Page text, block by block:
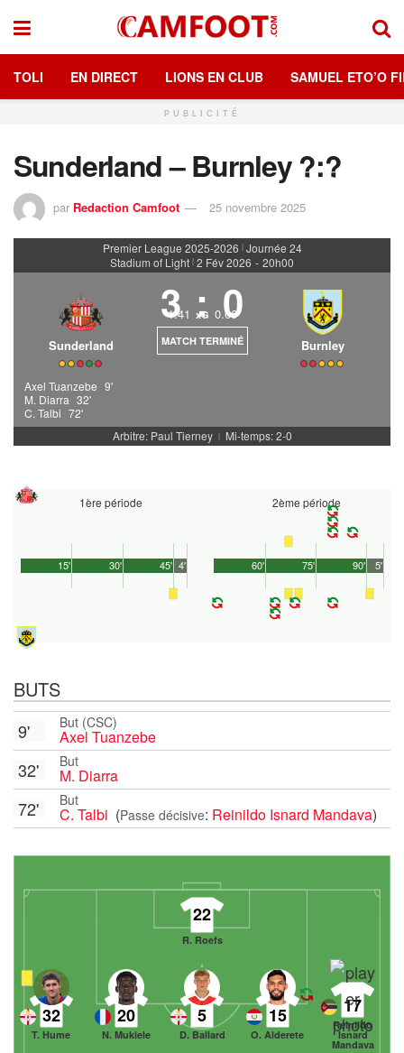
TOLI EN DIRECT LIONS EN CLUB SAMUEL ETO’O
PUBLICITÉ
Sunderland – Burnley ?:?
par Redaction Camfoot 25 novembre 2025
Premier League 2025-2026 | Journée 24
Stadium of Light | 2 Fév 2026 - 20h00
Sunderland
3 : 0
1.41 xG 0.06
MATCH TERMINÉ Burnley
Axel Tuanzebe 9'
M. Diarra 32'
C. Talbi 72'
Arbitre: Paul Tierney | Mi-temps: 2-0
1ère période
45'
15' 30' 4'
2ème période
90'
60' 75' 5'
BUTS
But (CSC)
Axel Tuanzebe
9'
But
M. Diarra
32'
But
C. Talbi (Passe décisive: Reinildo Isnard Mandava)
72'
22
R. Roefs
17
Reinildo
Isnard
Mandava
15
O. Alderete
5
D. Ballard
20
N. Mukiele
32
T. Hume